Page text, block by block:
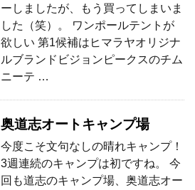
ーしましたが、もう買ってしまいま
した（笑）。 ワンポールテントが
欲しい 第1候補はヒマラヤオリジナ
ルブランドビジョンピークスのチム
ニーテ …
奥道志オートキャンプ場
今度こそ文句なしの晴れキャンプ！
3週連続のキャンプは初ですね。 今
回も道志のキャンプ場、奥道志オー